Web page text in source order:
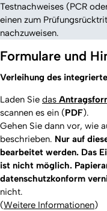
Testnachweises (PCR
einen zum
nachzuweisen.
Formulare und
Verleihung des
Laden Sie das
scannen es ein (PDF).
Gehen Sie dann vor, wie
beschrieben. Nur auf
bearbeitet werden. Das
ist nicht möglich.
datenschutzkonform
nicht.
(Weitere Informationen)